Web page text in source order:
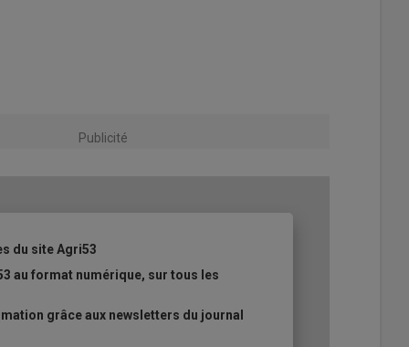
Publicité
du site Agri53
au format numérique, sur tous les
grâce aux newsletters du journal